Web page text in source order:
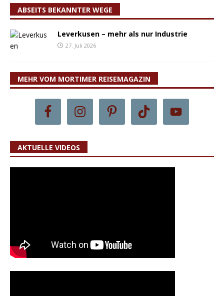
ABSEITS BEKANNTER WEGE
Leverkusen – mehr als nur Industrie
27. Juli 2026
MEHR VOM MORTIMER REISEMAGAZIN
AKTUELLE VIDEOS